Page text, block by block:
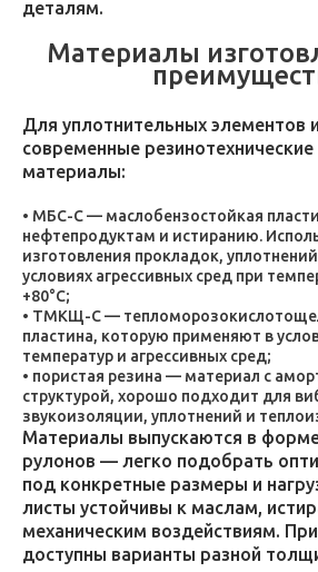
деталям.
Материалы
Для уплотнительных элементов
современные
материалы:
МБС-С — маслобензостойкая
нефтепродуктам и истиранию.
изготовления прокладок,
условиях агрессивных сред при
+80°C;
ТМКЩ-С —
пластина, которую применяют в
температур и агрессивных сред;
пористая резина — материал с
структурой, хорошо подходит для
звукоизоляции, уплотнений и
Материалы выпускаются в
рулонов — легко подобрать
под конкретные размеры и
листы устойчивы к маслам,
механическим воздействиям.
доступны варианты разной